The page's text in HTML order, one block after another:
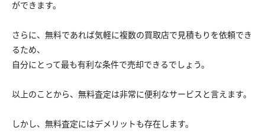
ができます。
さらに、無料であれば気軽に複数の買取店で見積もりを依頼でき
るため、
自分にとって最も有利な条件で売却できるでしょう。
以上のことから、無料査定は非常に便利なサービスと言えます。
しかし、無料査定にはデメリットも存在します。